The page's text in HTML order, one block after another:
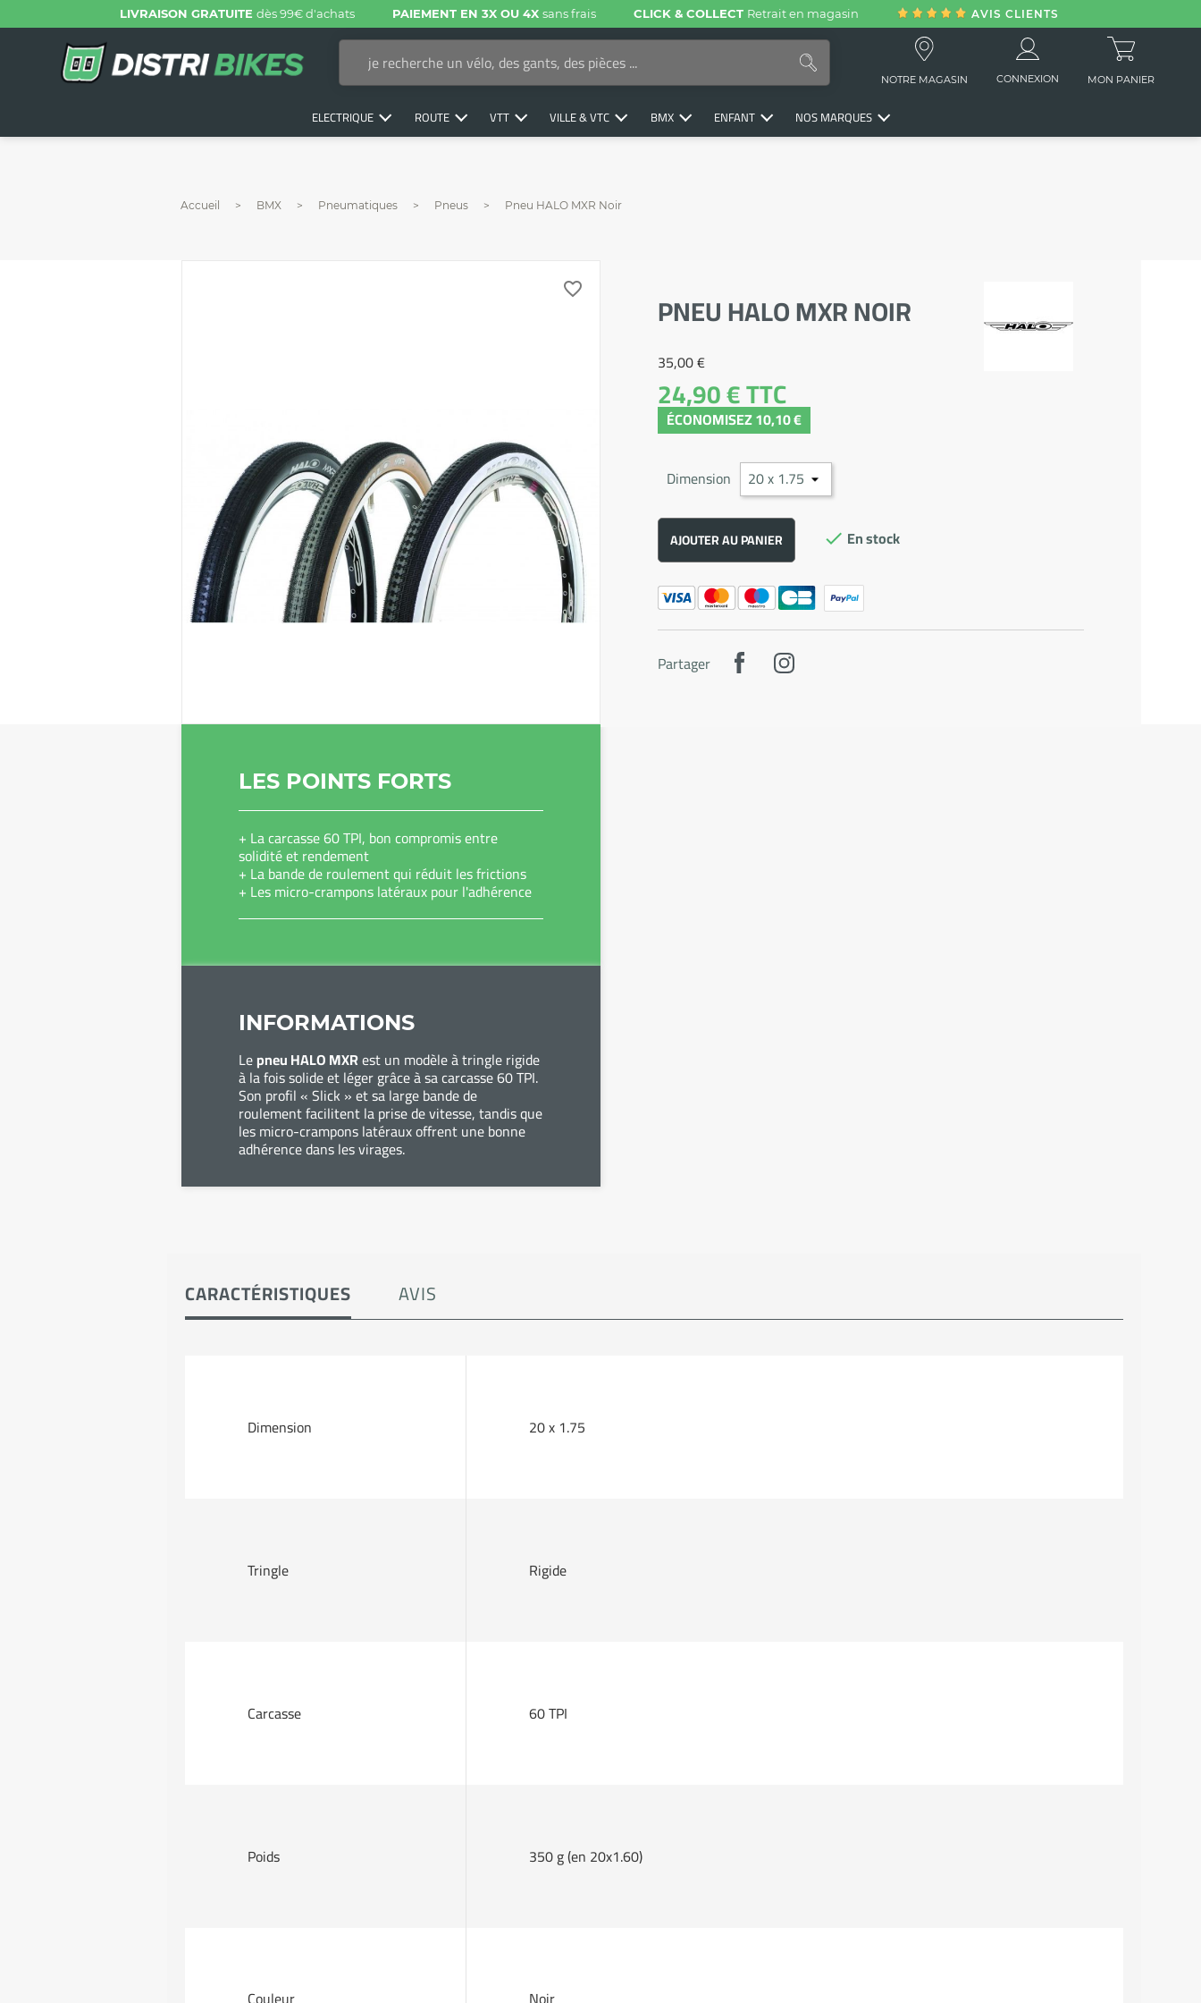
LIVRAISON GRATUITEdès 99€ d'achats PAIEMENT EN 3X OU 4Xsans frais CLICK & COLLECT Retrait en magasin AVIS CLIENTS
NOTRE MAGASIN CONNEXION MON PANIER
ELECTRIQUE ROUTE VTT VILLE & VTC BMX ENFANT NOS MARQUES
Accueil BMX Pneumatiques Pneus Pneu HALO MXR Noir
favorite_border
LES POINTS FORTS
+ La carcasse 60 TPI, bon compromis entre
solidité et rendement
+ La bande de roulement qui réduit les frictions
+ Les micro-crampons latéraux pour l'adhérence
INFORMATIONS
Lepneu HALO MXRest un modèle à tringle rigide
à la fois solide et léger grâce à sa carcasse 60 TPI.
Son profil « Slick » et sa large bande de
roulement facilitent la prise de vitesse, tandis que
les micro-crampons latéraux offrent une bonne
adhérence dans les virages.
PNEU HALO MXR NOIR
35,00 €
24,90 €TTC
ÉCONOMISEZ 10,10 €
Dimension
AJOUTER AU PANIER  En stock
Partager
CARACTÉRISTIQUES AVIS
Dimension 20 x 1.75
Tringle Rigide
Carcasse 60 TPI
Poids 350 g (en 20x1.60)